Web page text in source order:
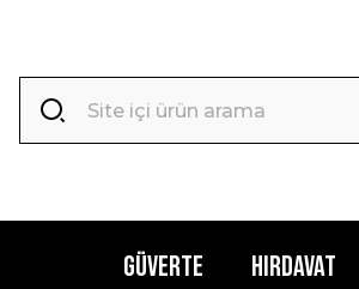
GÜVERTE HIRDAVAT